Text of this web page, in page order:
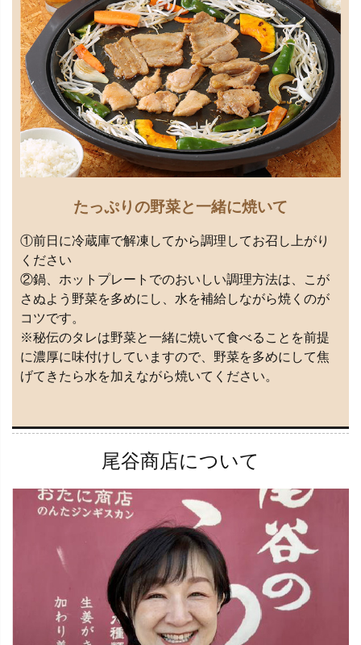
たっぷりの野菜と一緒に焼いて
①前日に冷蔵庫で解凍してから調理してお召し上がり
ください
②鍋、ホットプレートでのおいしい調理方法は、こが
さぬよう野菜を多めにし、水を補給しながら焼くのが
コツです。
※秘伝のタレは野菜と一緒に焼いて食べることを前提
に濃厚に味付けしていますので、野菜を多めにして焦
げてきたら水を加えながら焼いてください。
尾谷商店について